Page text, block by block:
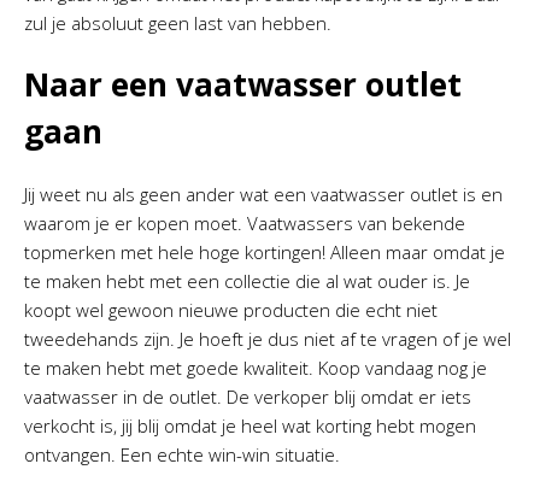
zul je absoluut geen last van hebben.
Naar een vaatwasser outlet
gaan
Jij weet nu als geen ander wat een vaatwasser outlet is en
waarom je er kopen moet. Vaatwassers van bekende
topmerken met hele hoge kortingen! Alleen maar omdat je
te maken hebt met een collectie die al wat ouder is. Je
koopt wel gewoon nieuwe producten die echt niet
tweedehands zijn. Je hoeft je dus niet af te vragen of je wel
te maken hebt met goede kwaliteit. Koop vandaag nog je
vaatwasser in de outlet. De verkoper blij omdat er iets
verkocht is, jij blij omdat je heel wat korting hebt mogen
ontvangen. Een echte win-win situatie.